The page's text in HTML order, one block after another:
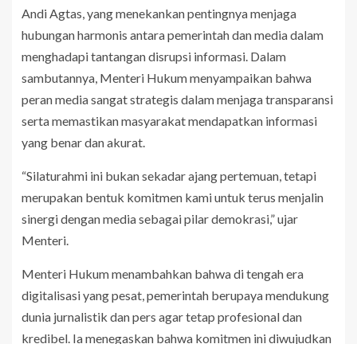
Andi Agtas, yang menekankan pentingnya menjaga
hubungan harmonis antara pemerintah dan media dalam
menghadapi tantangan disrupsi informasi. Dalam
sambutannya, Menteri Hukum menyampaikan bahwa
peran media sangat strategis dalam menjaga transparansi
serta memastikan masyarakat mendapatkan informasi
yang benar dan akurat.
“Silaturahmi ini bukan sekadar ajang pertemuan, tetapi
merupakan bentuk komitmen kami untuk terus menjalin
sinergi dengan media sebagai pilar demokrasi,” ujar
Menteri.
Menteri Hukum menambahkan bahwa di tengah era
digitalisasi yang pesat, pemerintah berupaya mendukung
dunia jurnalistik dan pers agar tetap profesional dan
kredibel. Ia menegaskan bahwa komitmen ini diwujudkan